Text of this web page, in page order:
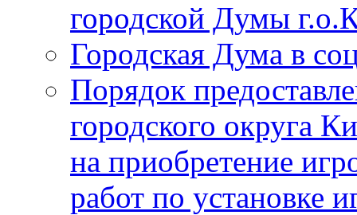
городской Думы
Городская Дума в
Порядок
городского округа
на приобретение
работ по установке